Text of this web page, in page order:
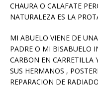
CHAURA O CALAFATE
NATURALEZA ES LA
MI ABUELO VIENE DE
PADRE O MI BISABUELO
CARBON EN
SUS HERMANOS ,
REPARACION DE